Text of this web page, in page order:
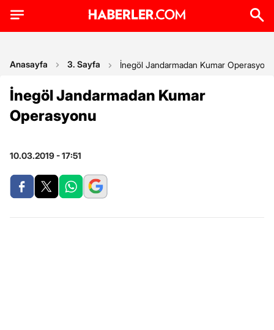
Anasayfa 3. Sayfa İnegöl Jandarmadan Kumar Operasyonu
İnegöl Jandarmadan Kumar
Operasyonu
10.03.2019 - 17:51